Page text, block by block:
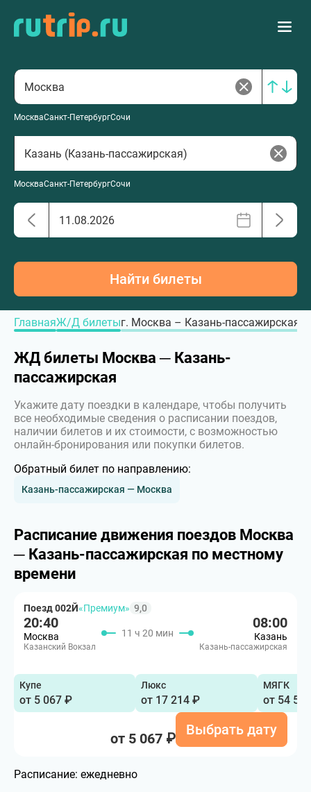
МоскваСанкт-ПетербургСочи
МоскваСанкт-ПетербургСочи
Найти билеты
ГлавнаяЖ/Д билетыг. Москва – Казань-пассажирская,
ЖД билеты Москва ─ Казань-
пассажирская
Укажите дату поездки в календаре, чтобы получить
все необходимые сведения о расписании поездов,
наличии билетов и их стоимости, с возможностью
онлайн-бронирования или покупки билетов.
Обратный билет по направлению:
Казань-пассажирская — Москва
Расписание движения поездов Москва
─ Казань-пассажирская по местному
времени
Поезд 002Й«Премиум» 9,0
20:40
Москва
Казанский Вокзал
11 ч 20 мин
08:00
Казань
Казань-пассажирская
Купе
от 5 067 ₽
Люкс
от 17 214 ₽
МЯГК
от 54
от 5 067 ₽
Выбрать дату
Расписание: ежедневно